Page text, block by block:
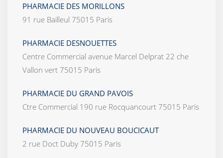
PHARMACIE DES MORILLONS
91 rue Bailleul 75015 Paris
PHARMACIE DESNOUETTES
Centre Commercial avenue Marcel Delprat 22 che
Vallon vert 75015 Paris
PHARMACIE DU GRAND PAVOIS
Ctre Commercial 190 rue Rocquancourt 75015 Paris
PHARMACIE DU NOUVEAU BOUCICAUT
2 rue Doct Duby 75015 Paris